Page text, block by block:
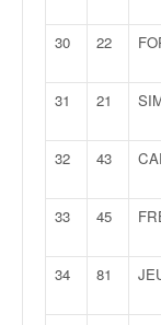
30
22
31
21
32
43
33
45
34
81